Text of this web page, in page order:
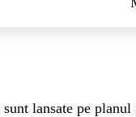
lansate pe